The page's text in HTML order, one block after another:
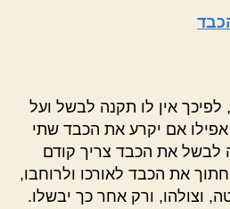
לפיכך אין לו תקנה לבשל ועל
אם יקרע את הכבד שתי
לבשל את הכבד צריך קודם
את הכבד לאורכו ולרוחבו,
וצולהו, ורק אחר כך יבשלו.